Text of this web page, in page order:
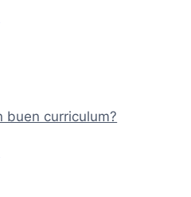
buen curriculum?